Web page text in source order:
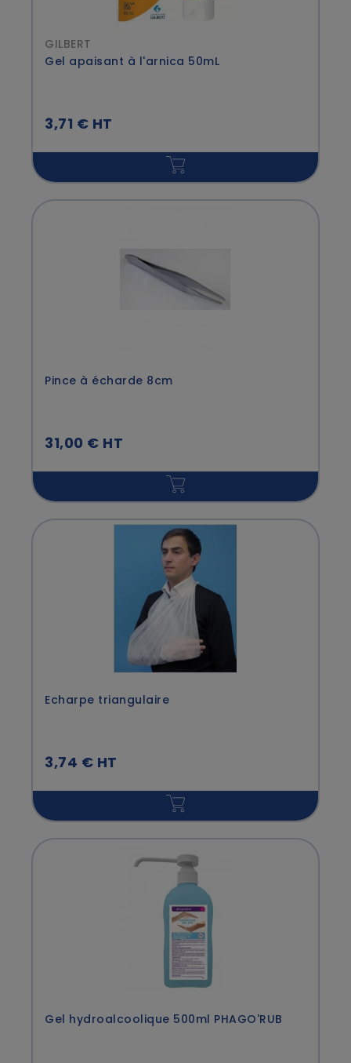
GILBERT
Gel apaisant à l'arnica 50mL
3,71 € HT
Pince à écharde 8cm
31,00 € HT
Echarpe triangulaire
3,74 € HT
Gel hydroalcoolique 500ml PHAGO'RUB